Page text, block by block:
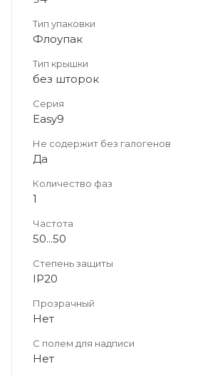
Тип упаковки
Флоупак
Тип крышки
без шторок
Серия
Easy9
Не содержит без галогенов
Да
Количество фаз
1
Частота
50...50
Степень защиты
IP20
Прозрачный
Нет
С полем для надписи
Нет